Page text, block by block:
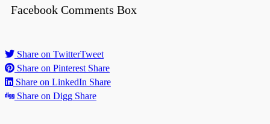
Facebook Comments Box
Share on TwitterTweet
Share on Pinterest Share
Share on LinkedIn Share
Share on Digg Share